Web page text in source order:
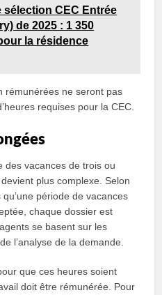
sélection CEC Entrée
de 2025 : 1 350
la résidence
rémunérées ne seront pas
requises pour la CEC.
des vacances de trois ou
plus complexe. Selon
période de vacances
chaque dossier est
se basent sur les
l’analyse de la demande.
que ces heures soient
doit être rémunérée. Pour